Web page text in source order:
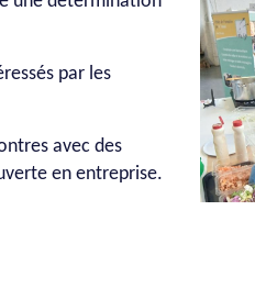
par les
avec des
en entreprise.